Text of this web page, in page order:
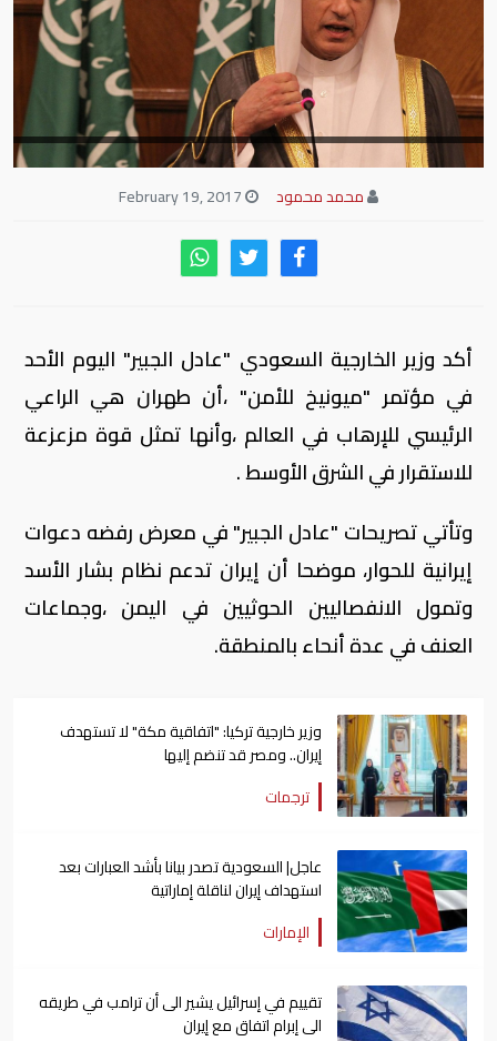
محمد محمود
أكد وزير الخارجية السعودي "عادل الجبير" اليوم الأحد
في مؤتمر "ميونيخ للأمن" ،أن طهران هي الراعي
الرئيسي للإرهاب في العالم ،وأنها تمثل قوة مزعزعة
للاستقرار في الشرق الأوسط .
وتأتي تصريحات "عادل الجبير" في معرض رفضه دعوات
إيرانية للحوار، موضحا أن إيران تدعم نظام بشار الأسد
وتمول الانفصاليين الحوثيين في اليمن ،وجماعات
العنف في عدة أنحاء بالمنطقة.
وزير خارجية تركيا: "اتفاقية مكة" لا تستهدف
إيران.. ومصر قد تنضم إليها
ترجمات
عاجل| السعودية تصدر بيانا بأشد العبارات بعد
استهداف إيران لناقلة إماراتية
الإمارات
تقييم في إسرائيل يشير الى أن ترامب في طريقه
الى إبرام اتفاق مع إيران